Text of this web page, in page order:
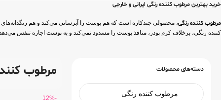
خرید بهترین مرطوب کننده رنگی ایرانی و خارجی
مرطوب کننده رنگی، محصولی چندکاره است که هم پوست را آبرسانی می‌کند و هم
کننده رنگی، برخلاف کرم پودر، منافذ پوست را مسدود نمی‌کند و به پوست اجازه تنفس
دسته‌های محصولات مرطوب
-12%